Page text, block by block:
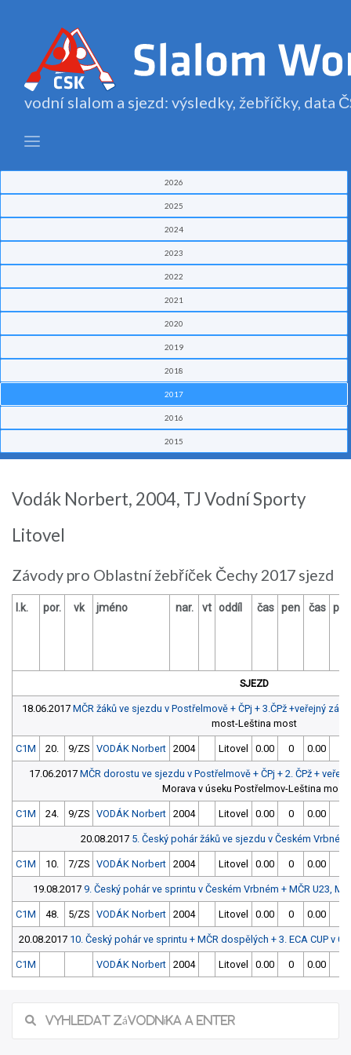
vodní slalom a sjezd: výsledky, žebříčky, data
2026
2025
2024
2023
2022
2021
2020
2019
2018
2017
2016
2015
Vodák Norbert, 2004, TJ Vodní Sporty
Litovel
Závody pro Oblastní žebříček Čechy 2017 sjezd
l.k. por. vk jméno nar. vt oddíl čas pen čas pen
SJEZD
18.06.2017 MČR žáků ve sjezdu v Postřelmově + ČPj + 3.ČPž +veřejný
most-Leština most
C1M 20. 9/ZS VODÁK Norbert 2004 Litovel 0.00 0 0.00
17.06.2017 MČR dorostu ve sjezdu v Postřelmově + ČPj + 2. ČPž +
Morava v úseku Postřelmov-Leština most
C1M 24. 9/ZS VODÁK Norbert 2004 Litovel 0.00 0 0.00
20.08.2017 5. Český pohár žáků ve sjezdu v Českém Vrbném
C1M 10. 7/ZS VODÁK Norbert 2004 Litovel 0.00 0 0.00
19.08.2017 9. Český pohár ve sprintu v Českém Vrbném + MČR U23,
C1M 48. 5/ZS VODÁK Norbert 2004 Litovel 0.00 0 0.00
20.08.2017 10. Český pohár ve sprintu + MČR dospělých + 3. ECA CUP v
C1M VODÁK Norbert 2004 Litovel 0.00 0 0.00